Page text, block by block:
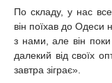
По складу, у нас
він поїхав до Одеси
з нами, але він поки
далекий від своїх
завтра зіграє».